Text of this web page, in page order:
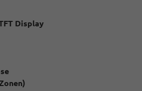
Display